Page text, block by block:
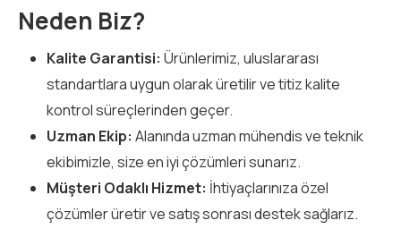
Neden Biz?
Kalite Garantisi: Ürünlerimiz, uluslararası
standartlara uygun olarak üretilir ve titiz kalite
kontrol süreçlerinden geçer.
Uzman Ekip: Alanında uzman mühendis ve teknik
ekibimizle, size en iyi çözümleri sunarız.
Müşteri Odaklı Hizmet: İhtiyaçlarınıza özel
çözümler üretir ve satış sonrası destek sağlarız.